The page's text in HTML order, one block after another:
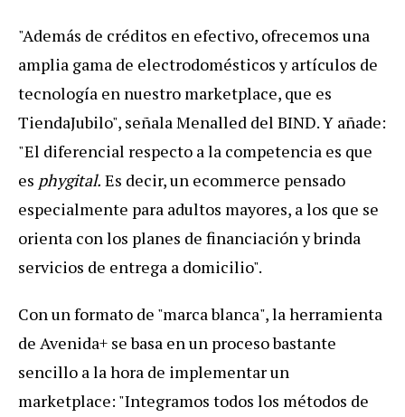
"Además de créditos en efectivo, ofrecemos una
amplia gama de electrodomésticos y artículos de
tecnología en nuestro marketplace, que es
TiendaJubilo", señala Menalled del BIND. Y añade:
"El diferencial respecto a la competencia es que
es phygital. Es decir, un ecommerce pensado
especialmente para adultos mayores, a los que se
orienta con los planes de financiación y brinda
servicios de entrega a domicilio".
Con un formato de "marca blanca", la herramienta
de Avenida+ se basa en un proceso bastante
sencillo a la hora de implementar un
marketplace: "Integramos todos los métodos de